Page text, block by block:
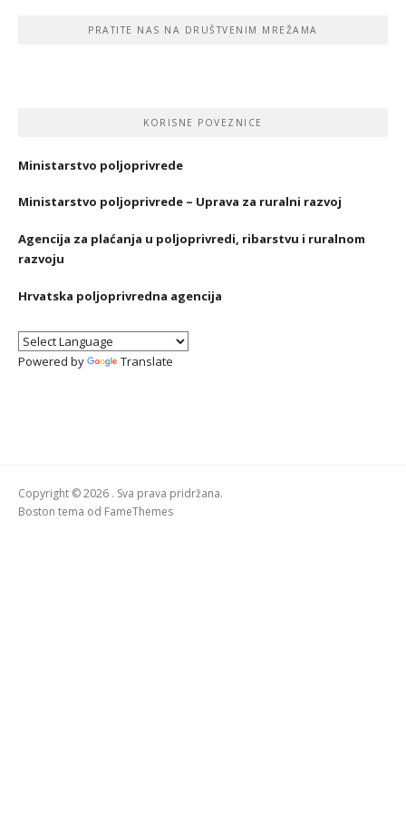
PRATITE NAS NA DRUŠTVENIM MREŽAMA
KORISNE POVEZNICE
Ministarstvo poljoprivrede
Ministarstvo poljoprivrede – Uprava za ruralni razvoj
Agencija za plaćanja u poljoprivredi, ribarstvu i ruralnom
razvoju
Hrvatska poljoprivredna agencija
Powered by Translate
Copyright © 2026 . Sva prava pridržana.
Boston tema od FameThemes